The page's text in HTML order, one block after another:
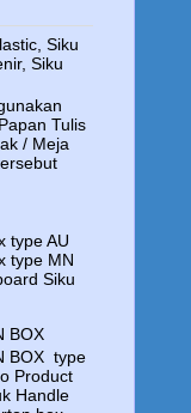
Siku
Siku
Tulis
/ Meja
type AU
type MN
Siku
BOX
BOX type
Product
Handle